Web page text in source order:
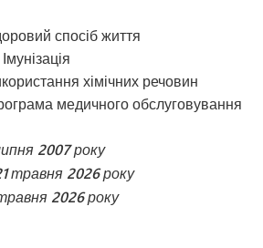
спосіб життя
хімічних речовин
медичного обслуговування
2007 року
травня 2026 року
2026 року